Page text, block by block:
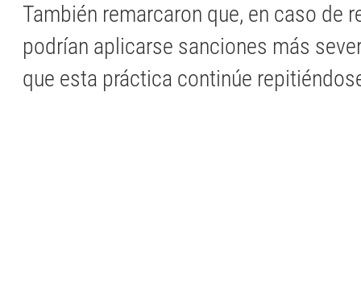
También remarcaron que, en caso de
podrían aplicarse sanciones más
que esta práctica continúe